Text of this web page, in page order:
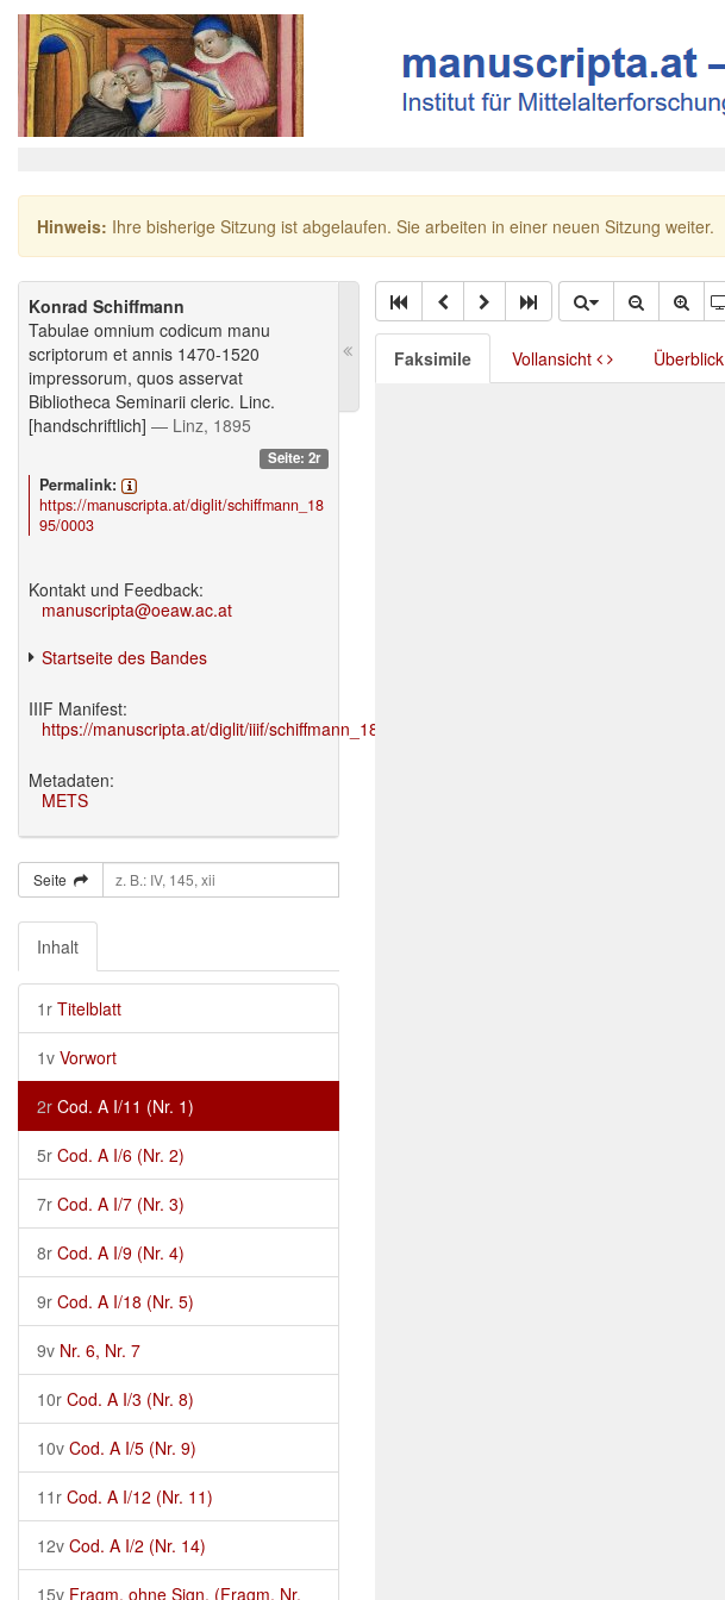
Hinweis: Ihre bisherige Sitzung ist abgelaufen. Sie arbeiten in einer neuen Sitzung weiter.
Konrad Schiffmann
Tabulae omnium codicum manu
scriptorum et annis 1470-1520
impressorum, quos asservat
Bibliotheca Seminarii cleric. Linc.
[handschriftlich] — Linz, 1895
Seite: 2r
Permalink:
https://manuscripta.at/diglit/schiffmann_18
95/0003
Kontakt und Feedback:
manuscripta@oeaw.ac.at
Startseite des Bandes
IIIF Manifest:
https://manuscripta.at/diglit/iiif/schiffmann_1895/manifest.json
Metadaten:
METS
Seite
Inhalt
1r Titelblatt
1v Vorwort
2r Cod. A I/11 (Nr. 1)
5r Cod. A I/6 (Nr. 2)
7r Cod. A I/7 (Nr. 3)
8r Cod. A I/9 (Nr. 4)
9r Cod. A I/18 (Nr. 5)
9v Nr. 6, Nr. 7
10r Cod. A I/3 (Nr. 8)
10v Cod. A I/5 (Nr. 9)
11r Cod. A I/12 (Nr. 11)
12v Cod. A I/2 (Nr. 14)
15v Fragm. ohne Sign. (Fragm. Nr.
Faksimile Vollansicht Überblick